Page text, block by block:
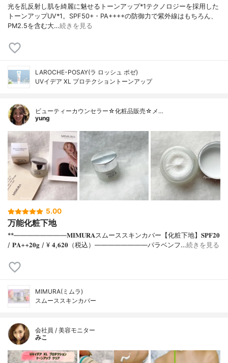
光を乱反射し肌を綺麗に魅せるトーンアップ*1テクノロジーを採用した
トーンアップUV*1。SPF50+・PA++++の防御力で紫外線はもちろん、
PM2.5を含む大…続きを見る
LAROCHE-POSAY(ラ ロッシュ ポゼ)
UVイデア XL プロテクショントーンアップ
ビューティーカウンセラー☆化粧品販売☆メ…
yung
5.00
万能化粧下地
**⁡⁡⁡————————⁡𝐌𝐈𝐌𝐔𝐑𝐀スムーススキンカバー【化粧下地】𝐒𝐏𝐅𝟐𝟎
/ 𝐏𝐀++⁡𝟐𝟎𝐠 / ¥ 𝟒,𝟔𝟐𝟎（税込）⁡————————パラベンフ…続きを見る
MIMURA(ミムラ)
スムーススキンカバー
会社員 / 美容モニター
みこ